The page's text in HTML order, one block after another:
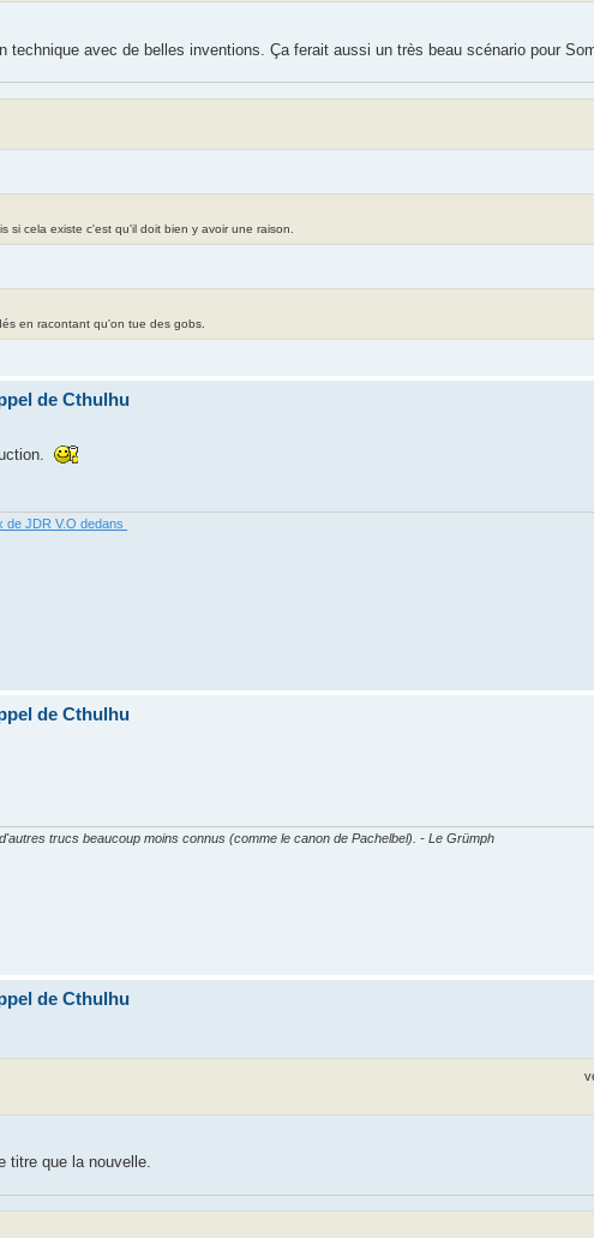
technique avec de belles inventions. Ça ferait aussi un très beau scénario pour
si cela existe c'est qu'il doit bien y avoir une raison.
en racontant qu'on tue des gobs.
de Cthulhu
de JDR V.O dedans
de Cthulhu
trucs beaucoup moins connus (comme le canon de Pachelbel). - Le Grümph
de Cthulhu
titre que la nouvelle.